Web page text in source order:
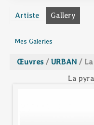
Artiste Gallery
Mes Galeries
Œuvres / URBAN /
La